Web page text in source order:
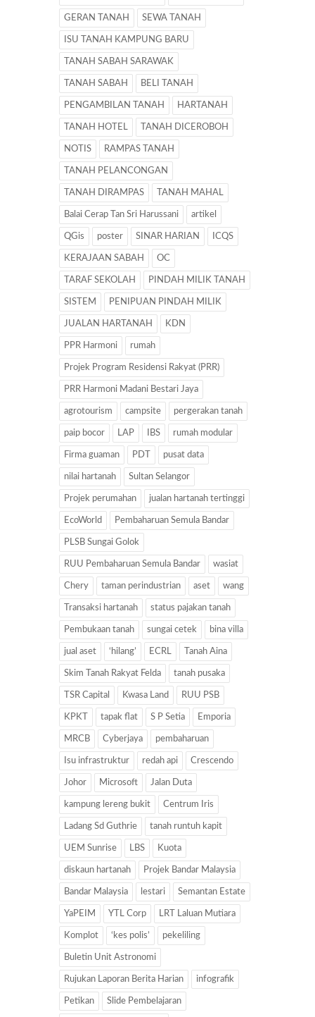
GERAN TANAH SEWA TANAH
ISU TANAH KAMPUNG BARU
TANAH SABAH SARAWAK
TANAH SABAH BELI TANAH
PENGAMBILAN TANAH HARTANAH
TANAH HOTEL TANAH DICEROBOH
NOTIS RAMPAS TANAH
TANAH PELANCONGAN
TANAH DIRAMPAS TANAH MAHAL
Balai Cerap Tan Sri Harussani artikel
QGis poster SINAR HARIAN ICQS
KERAJAAN SABAH OC
TARAF SEKOLAH PINDAH MILIK TANAH
SISTEM PENIPUAN PINDAH MILIK
JUALAN HARTANAH KDN
PPR Harmoni rumah
Projek Program Residensi Rakyat (PRR)
PRR Harmoni Madani Bestari Jaya
agrotourism campsite pergerakan tanah
paip bocor LAP IBS rumah modular
Firma guaman PDT pusat data
nilai hartanah Sultan Selangor
Projek perumahan jualan hartanah tertinggi
EcoWorld Pembaharuan Semula Bandar
PLSB Sungai Golok
RUU Pembaharuan Semula Bandar wasiat
Chery taman perindustrian aset wang
Transaksi hartanah status pajakan tanah
Pembukaan tanah sungai cetek bina villa
jual aset ‘hilang’ ECRL Tanah Aina
Skim Tanah Rakyat Felda tanah pusaka
TSR Capital Kwasa Land RUU PSB
KPKT tapak flat S P Setia Emporia
MRCB Cyberjaya pembaharuan
Isu infrastruktur redah api Crescendo
Johor Microsoft Jalan Duta
kampung lereng bukit Centrum Iris
Ladang Sd Guthrie tanah runtuh kapit
UEM Sunrise LBS Kuota
diskaun hartanah Projek Bandar Malaysia
Bandar Malaysia lestari Semantan Estate
YaPEIM YTL Corp LRT Laluan Mutiara
Komplot ‘kes polis’ pekeliling
Buletin Unit Astronomi
Rujukan Laporan Berita Harian infografik
Petikan Slide Pembelajaran